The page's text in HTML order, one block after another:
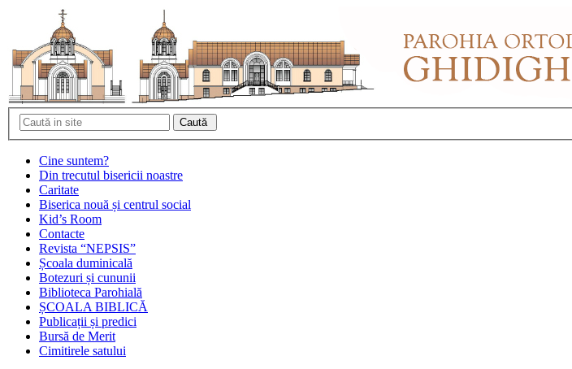
Cine suntem?
Din trecutul bisericii noastre
Caritate
Biserica nouă și centrul social
Kid’s Room
Contacte
Revista “NEPSIS”
Școala duminicală
Botezuri și cununii
Biblioteca Parohială
ȘCOALA BIBLICĂ
Publicații și predici
Bursă de Merit
Cimitirele satului